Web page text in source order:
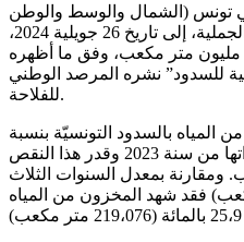
تونس (الشمال والوسط والوطن
القبلي) ب26،6 بالمائة من قدرتها الجملية، إلى تاريخ 26 جويلية 2024،
بكميّة مخزون في حدود 625،464 مليون متر مكعب، وفق ما أظهره
للسدود” نشره المرصد الوطني
للفلاحة.
المياه بالسدود التونسيّة بنسبة
20،70 بالمائة مقارنة بالفترة ذاتها من سنة 2023 وقدر هذا النقص
مكعب. ومقارنة بمعدل السنوات الثلاث
متر مكعب) فقد شهد المخزون من المياه